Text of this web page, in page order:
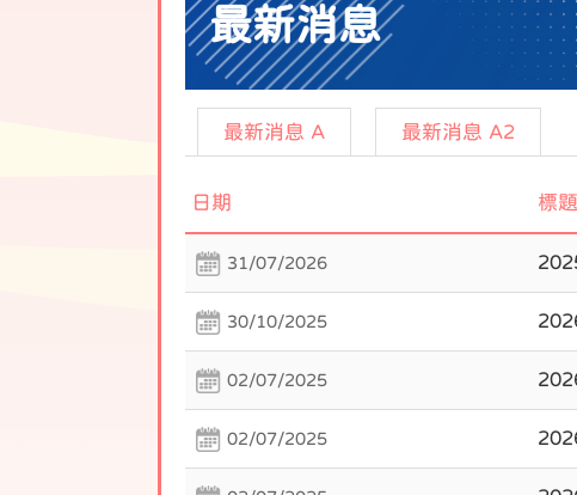
最新消息
最新消息 A 最新消息 A2
日期 標題
31/07/2026
30/10/2025
02/07/2025
02/07/2025